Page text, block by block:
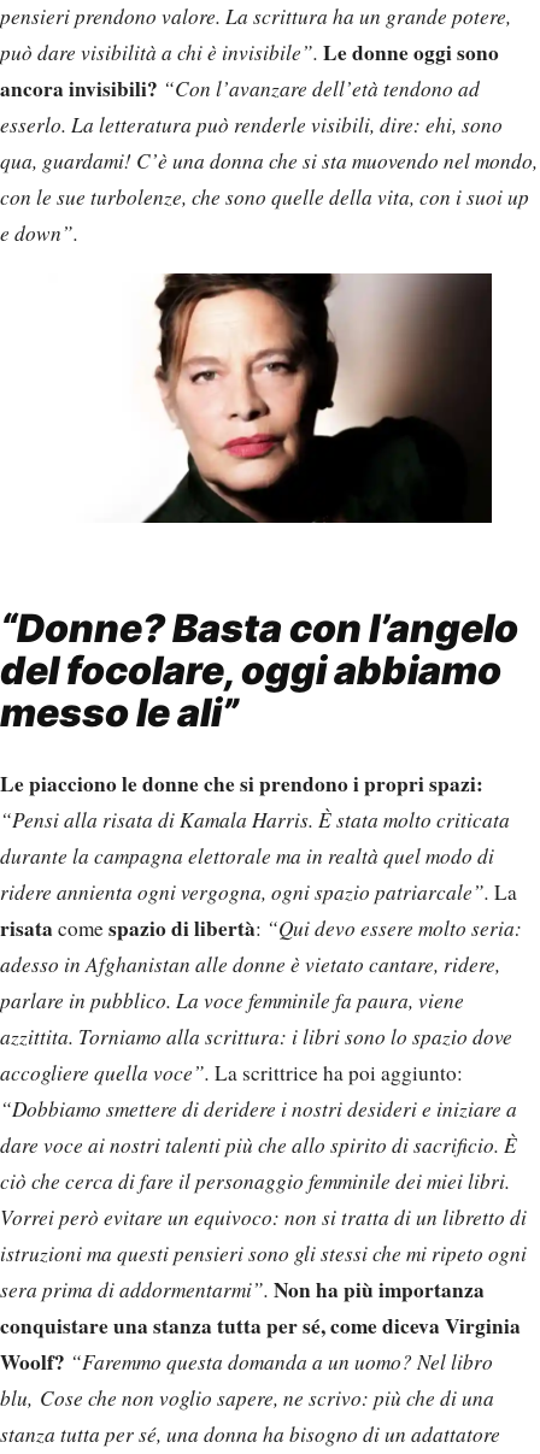
pensieri prendono valore. La scrittura ha un grande potere,
può dare visibilità a chi è invisibile”. Le donne oggi sono
ancora invisibili? “Con l’avanzare dell’età tendono ad
esserlo. La letteratura può renderle visibili, dire: ehi, sono
qua, guardami! C’è una donna che si sta muovendo nel mondo,
con le sue turbolenze, che sono quelle della vita, con i suoi up
e down”.
“Donne? Basta con l’angelo
del focolare, oggi abbiamo
messo le ali”
Le piacciono le donne che si prendono i propri spazi:
“Pensi alla risata di Kamala Harris. È stata molto criticata
durante la campagna elettorale ma in realtà quel modo di
ridere annienta ogni vergogna, ogni spazio patriarcale”. La
risata comespazio di libertà: “Qui devo essere molto seria:
adesso in Afghanistan alle donne è vietato cantare, ridere,
parlare in pubblico. La voce femminile fa paura, viene
azzittita. Torniamo alla scrittura: i libri sono lo spazio dove
accogliere quella voce”. La scrittrice ha poi aggiunto:
“Dobbiamo smettere di deridere i nostri desideri e iniziare a
dare voce ai nostri talenti più che allo spirito di sacrificio. È
ciò che cerca di fare il personaggio femminile dei miei libri.
Vorrei però evitare un equivoco: non si tratta di un libretto di
istruzioni ma questi pensieri sono gli stessi che mi ripeto ogni
sera prima di addormentarmi”. Non ha più importanza
conquistare una stanza tutta per sé, come diceva Virginia
Woolf? “Faremmo questa domanda a un uomo? Nel libro
blu, Cose che non voglio sapere, ne scrivo: più che di una
stanza tutta per sé, una donna ha bisogno di un adattatore